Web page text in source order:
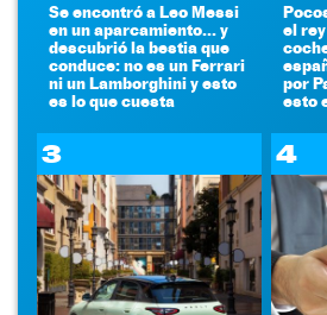
Se encontró a Leo Messi
en un aparcamiento... y
descubrió la bestia que
conduce: no es un Ferrari
ni un Lamborghini y esto
es lo que cuesta
el
por
esto
3 4